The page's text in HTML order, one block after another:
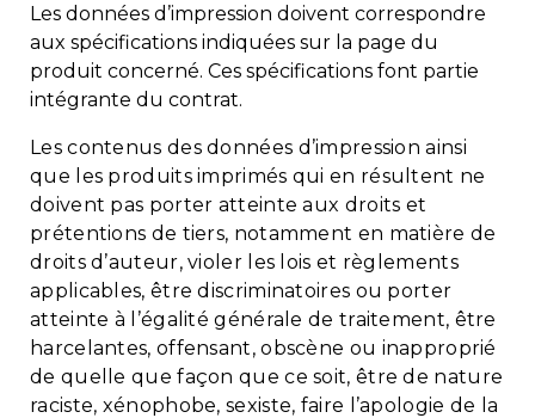
Les données d’impression doivent correspondre
aux spécifications indiquées sur la page du
produit concerné. Ces spécifications font partie
intégrante du contrat.
Les contenus des données d’impression ainsi
que les produits imprimés qui en résultent ne
doivent pas porter atteinte aux droits et
prétentions de tiers, notamment en matière de
droits d’auteur,violer les lois et règlements
applicables, être discriminatoires ou porter
atteinte à l’égalité générale de traitement, être
harcelantes, offensant, obscène ou inapproprié
de quelle que façon que ce soit, être de nature
raciste, xénophobe, sexiste, faire l’apologie de la